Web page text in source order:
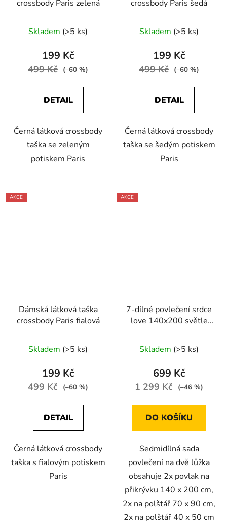
crossbody Paris zelená
Skladem (>5 ks)
199 Kč
499 Kč (–60 %)
DETAIL
Černá látková crossbody
taška se zeleným
potiskem Paris
crossbody Paris šedá
Skladem (>5 ks)
199 Kč
499 Kč (–60 %)
DETAIL
Černá látková crossbody
taška se šedým potiskem
Paris
AKCE
Dámská látková taška
crossbody Paris fialová
Skladem (>5 ks)
199 Kč
499 Kč (–60 %)
DETAIL
Černá látková crossbody
taška s fialovým potiskem
Paris
AKCE
7-dílné povlečení srdce
love 140x200 světle
Skladem (>5 ks)
699 Kč
1 299 Kč (–46 %)
DO KOŠÍKU
Sedmidílná sada
povlečení na dvě lůžka
obsahuje 2x povlak na
přikrývku 140 x 200 cm,
2x na polštář 70 x 90 cm,
2x na polštář 40 x 50 cm